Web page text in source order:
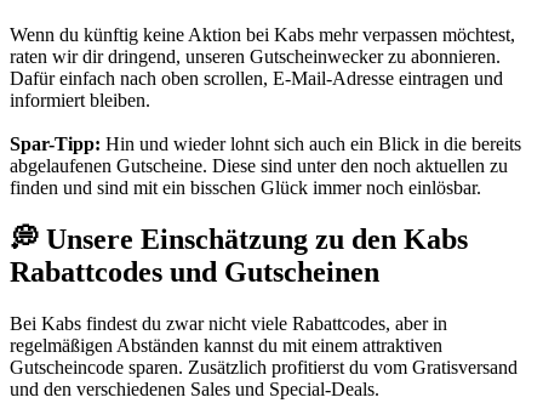
Wenn du künftig keine Aktion bei Kabs mehr verpassen möchtest,
raten wir dir dringend, unseren Gutscheinweckerzu abonnieren.
Dafür einfach nach oben scrollen, E-Mail-Adresse eintragen und
informiert bleiben.
Spar-Tipp: Hin und wieder lohnt sich auch ein Blick in die bereits
abgelaufenen Gutscheine. Diese sind unter den noch aktuellen zu
finden und sind mit ein bisschen Glück immer noch einlösbar.
💭 Unsere Einschätzung zu den Kabs
Rabattcodes und Gutscheinen
Bei Kabs findest du zwar nicht viele Rabattcodes, aber in
regelmäßigen Abständen kannst du mit einem attraktiven
Gutscheincode sparen. Zusätzlich profitierst du vom Gratisversand
und den verschiedenen Sales und Special-Deals.